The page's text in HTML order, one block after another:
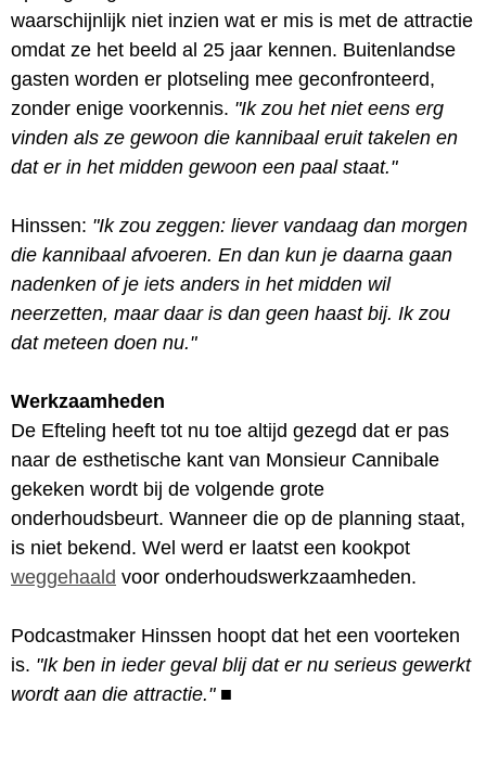
waarschijnlijk niet inzien wat er mis is met de attractie
omdat ze het beeld al 25 jaar kennen. Buitenlandse
gasten worden er plotseling mee geconfronteerd,
zonder enige voorkennis. "Ik zou het niet eens erg
vinden als ze gewoon die kannibaal eruit takelen en
dat er in het midden gewoon een paal staat."
Hinssen: "Ik zou zeggen: liever vandaag dan morgen
die kannibaal afvoeren. En dan kun je daarna gaan
nadenken of je iets anders in het midden wil
neerzetten, maar daar is dan geen haast bij. Ik zou
dat meteen doen nu."
Werkzaamheden
De Efteling heeft tot nu toe altijd gezegd dat er pas
naar de esthetische kant van Monsieur Cannibale
gekeken wordt bij de volgende grote
onderhoudsbeurt. Wanneer die op de planning staat,
is niet bekend. Wel werd er laatst een kookpot
weggehaald voor onderhoudswerkzaamheden.
Podcastmaker Hinssen hoopt dat het een voorteken
is. "Ik ben in ieder geval blij dat er nu serieus gewerkt
wordt aan die attractie." ■